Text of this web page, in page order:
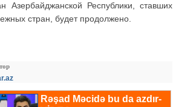
Республики, ставших
стран, будет продолжено.